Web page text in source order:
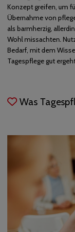
Konzept greifen, um
Übernahme von
als barmherzig,
Wohl missachten.
Bedarf, mit dem
Tagespflege gut
Was